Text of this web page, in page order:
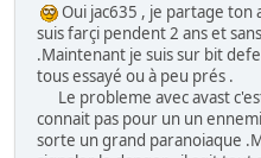
Oui jac635 , je partage ton
suis farçi pendent 2 ans et
.Maintenant je suis sur bit
tous essayé ou à peu prés .
Le probleme avec avast
connait pas pour un un
sorte un grand paranoiaque